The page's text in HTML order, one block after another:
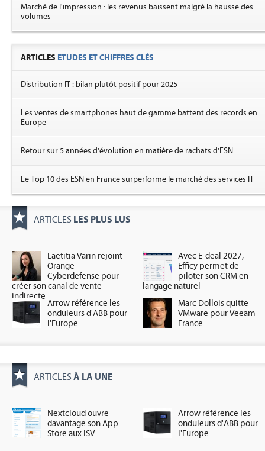
Marché de l'impression : les revenus baissent malgré la hausse des
volumes
ARTICLES ETUDES ET CHIFFRES CLÉS
Distribution IT : bilan plutôt positif pour 2025
Les ventes de smartphones haut de gamme battent des records en
Europe
Retour sur 5 années d'évolution en matière de rachats d'ESN
Le Top 10 des ESN en France surperforme le marché des services IT
ARTICLES LES PLUS LUS
Laetitia Varin rejoint
Orange
Cyberdefense pour
créer son canal de vente
indirecte
Avec E-deal 2027,
Efficy permet de
piloter son CRM en
langage naturel
Arrow référence les
onduleurs d'ABB pour
l'Europe
Marc Dollois quitte
VMware pour Veeam
France
ARTICLES À LA UNE
Nextcloud ouvre
davantage son App
Store aux ISV
Arrow référence les
onduleurs d'ABB pour
l'Europe